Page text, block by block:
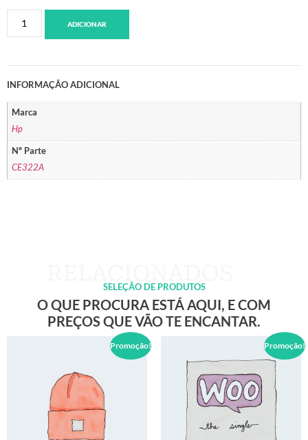
ADICIONAR
INFORMAÇÃO ADICIONAL
Marca
Hp
Nº Parte
CE322A
SELEÇÃO DE PRODUTOS
O QUE PROCURA ESTÁ AQUI, E COM
PREÇOS QUE VÃO TE ENCANTAR.
Promoção! Promoção!